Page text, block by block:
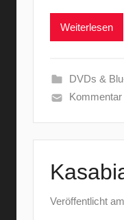
Weiterlesen
DVDs &
Veröffentlicht am